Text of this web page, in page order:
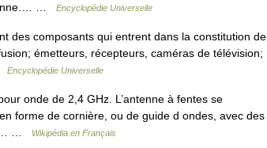
…
Encyclopédie Universelle
des composants qui entrent dans la constitution de
émetteurs, récepteurs, caméras de télévision;
Encyclopédie Universelle
onde de 2,4 GHz. L’antenne à fentes se
forme de cornière, ou de guide d ondes, avec des
…
Wikipédia en Français